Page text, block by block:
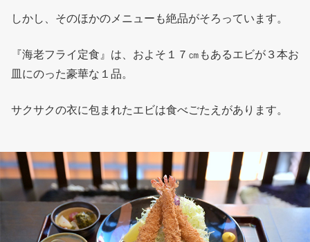
しかし、そのほかのメニューも絶品がそろっています。
『海老フライ定食』は、およそ１７㎝もあるエビが３本お
皿にのった豪華な１品。
サクサクの衣に包まれたエビは食べごたえがあります。